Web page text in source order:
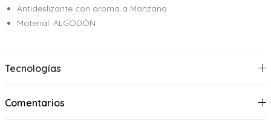
Antideslizante con aroma a Manzana
Material: ALGODÓN
Tecnologías
Comentarios